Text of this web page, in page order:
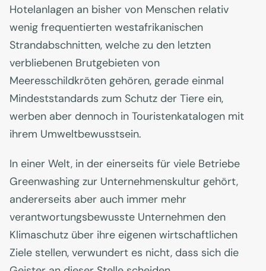
Hotelanlagen an bisher von Menschen relativ
wenig frequentierten westafrikanischen
Strandabschnitten, welche zu den letzten
verbliebenen Brutgebieten von
Meeresschildkröten gehören, gerade einmal
Mindeststandards zum Schutz der Tiere ein,
werben aber dennoch in Touristenkatalogen mit
ihrem Umweltbewusstsein.
In einer Welt, in der einerseits für viele Betriebe
Greenwashing zur Unternehmenskultur gehört,
andererseits aber auch immer mehr
verantwortungsbewusste Unternehmen den
Klimaschutz über ihre eigenen wirtschaftlichen
Ziele stellen, verwundert es nicht, dass sich die